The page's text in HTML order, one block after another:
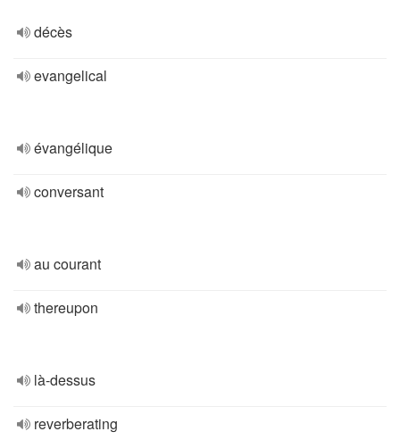
décès
evangelical
évangélique
conversant
au courant
thereupon
là-dessus
reverberating